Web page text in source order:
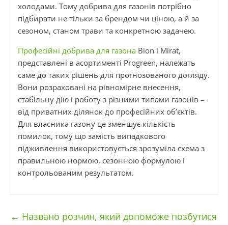
холодами. Тому добрива для газонів потрібно
підбирати не тільки за брендом чи ціною, а й за
сезоном, станом трави та конкретною задачею.
Професійні добрива для газонаBion і Mirat,
представлені в асортименті Progreen, належать
саме до таких рішень для прогнозованого догляду.
Вони розраховані на рівномірне внесення,
стабільну дію і роботу з різними типами газонів –
від приватних ділянок до професійних об’єктів.
Для власника газону це зменшує кількість
помилок, тому що замість випадкового
підживлення використовується зрозуміла схема з
правильною нормою, сезонною формулою і
контрольованим результатом.
← Названо розчин, який допоможе позбутися